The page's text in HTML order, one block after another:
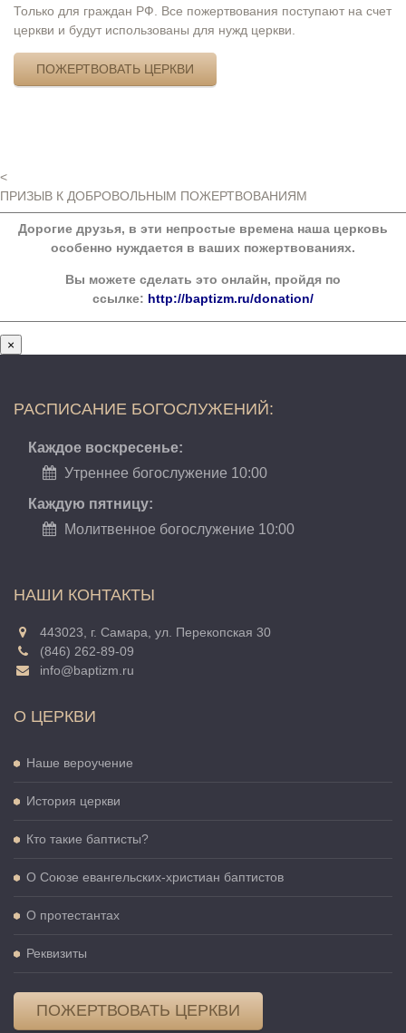
Только для граждан РФ. Все пожертвования поступают на счет
церкви и будут использованы для нужд церкви.
ПОЖЕРТВОВАТЬ ЦЕРКВИ
<
ПРИЗЫВ К ДОБРОВОЛЬНЫМ ПОЖЕРТВОВАНИЯМ
Дорогие друзья, в эти непростые времена наша церковь
особенно нуждается в ваших пожертвованиях.
Вы можете сделать это онлайн, пройдя по
ссылке: http://baptizm.ru/donation/
×
РАСПИСАНИЕ БОГОСЛУЖЕНИЙ:
Каждое воскресенье:
Утреннее богослужение 10:00
Каждую пятницу:
Молитвенное богослужение 10:00
НАШИ КОНТАКТЫ
443023, г. Самара, ул. Перекопская 30
(846) 262-89-09
info@baptizm.ru
О ЦЕРКВИ
Наше вероучение
История церкви
Кто такие баптисты?
О Cоюзе евангельских-христиан баптистов
О протестантах
Реквизиты
ПОЖЕРТВОВАТЬ ЦЕРКВИ